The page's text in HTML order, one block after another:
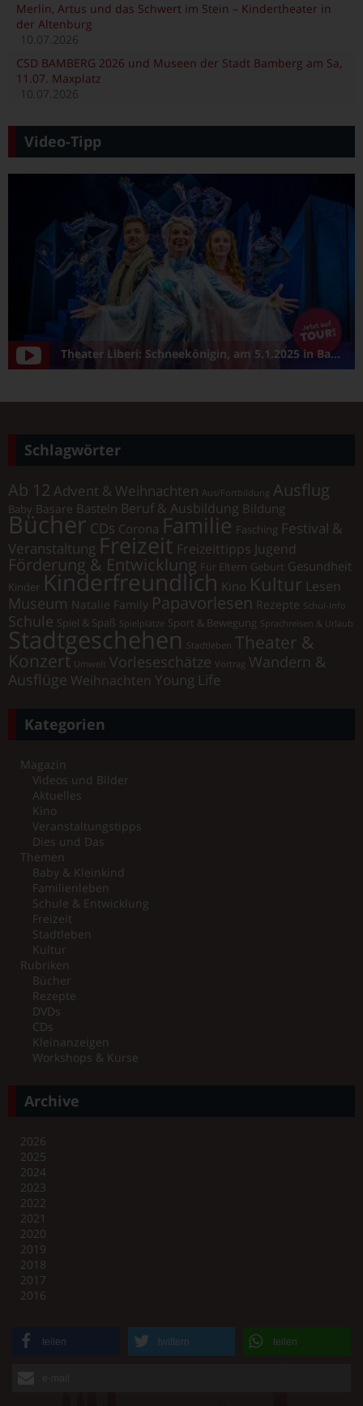
Merlin, Artus und das Schwert im Stein – Kindertheater in
der Altenburg
10.07.2026
CSD BAMBERG 2026 und Museen der Stadt Bamberg am Sa,
11.07. Maxplatz
10.07.2026
Video-Tipp
Theater Liberi: Schneekönigin, am 5.1.2025 in Bamberg/Konzerthalle
Schlagwörter
Ab 12 Advent & Weihnachten Aus/Fortbildung Ausflug
Baby Basare Basteln Beruf & Ausbildung Bildung
Bücher CDs Corona Familie Fasching Festival &
Veranstaltung Freizeit Freizeittipps Jugend
Förderung & Entwicklung Für Eltern Geburt Gesundheit
Kinder Kinderfreundlich Kino Kultur Lesen
Museum Natalie Family Papavorlesen Rezepte Schul-Info
Schule Spiel & Spaß Spielplätze Sport & Bewegung Sprachreisen & Urlaub
Stadtgeschehen Stadtleben Theater &
Konzert Umwelt Vorleseschätze Vortrag Wandern &
Ausflüge Weihnachten Young Life
Kategorien
Magazin
Videos und Bilder
Aktuelles
Kino
Veranstaltungstipps
Dies und Das
Themen
Baby & Kleinkind
Familienleben
Schule & Entwicklung
Freizeit
Stadtleben
Kultur
Rubriken
Bücher
Rezepte
DVDs
CDs
Kleinanzeigen
Workshops & Kurse
Archive
2026
2025
2024
2023
2022
2021
2020
2019
2018
2017
2016
teilen twittern teilen